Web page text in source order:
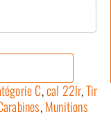
C,cal 22lr,Tir
,Munitions